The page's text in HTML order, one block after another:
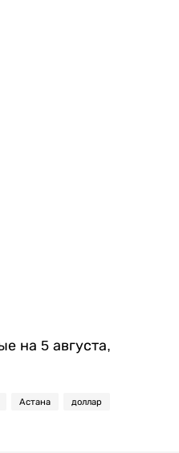
на 5 августа,
Астана доллар